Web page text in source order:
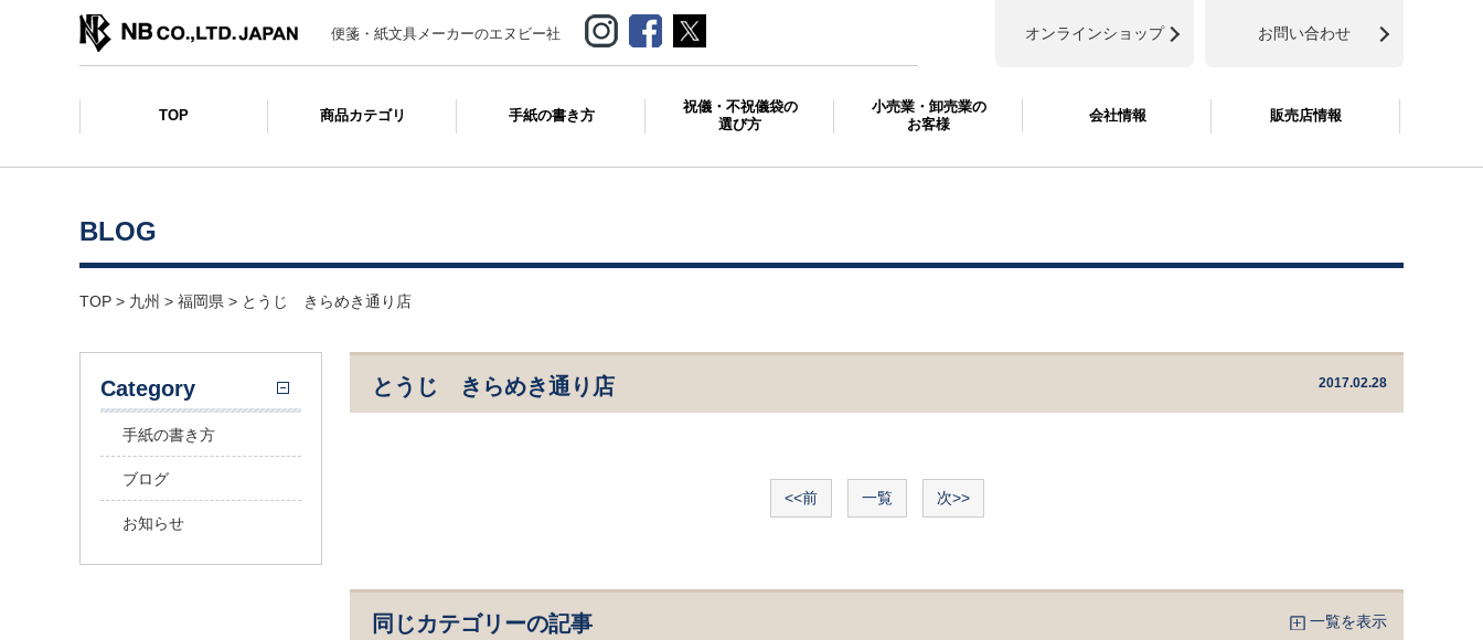
便箋・紙文具メーカーのエヌビー社 お問い合わせ
オンラインショップ
TOP 商品カテゴリ 手紙の書き方
祝儀・不祝儀袋の
選び方
小売業・卸売業の
お客様
会社情報 販売店情報
BLOG
TOP > 九州 > 福岡県 > とうじ きらめき通り店
とうじ きらめき通り店 2017.02.28
<<前 一覧 次>>
同じカテゴリーの記事 一覧を表示
Category
手紙の書き方
ブログ
お知らせ